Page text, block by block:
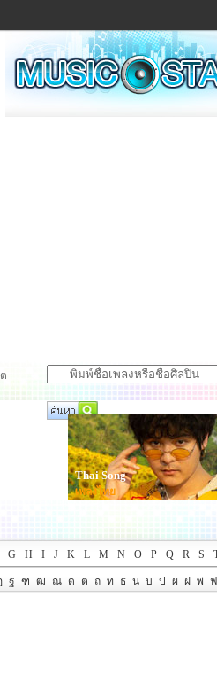
ข่าวด่วน
ละคร
Thai Song
เพลงไทย
G H I J K L M N O P Q R S
ฐ ฑ ฒ ณ ด ต ถ ท ธ น บ ป ผ ฝ พ ฟ